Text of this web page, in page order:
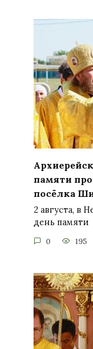
памяти
посёлка
2 августа, в
день памяти
0 195